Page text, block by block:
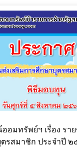
อมทรัพย์ฯ เรื่อง รา
รสมาชิก ประจำปี